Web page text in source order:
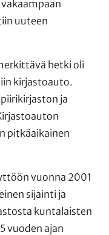
uuteen
hetki oli
kirjastoauto.
ja
pitkäaikainen
vuonna 2001
sijainti ja
kuntalaisten
vuoden ajan